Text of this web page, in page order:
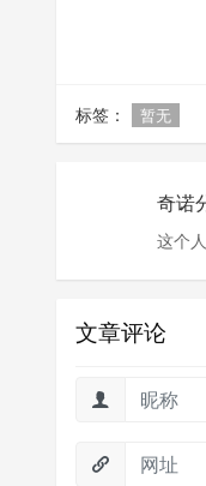
标签： 暂无
奇诺
这个
文章评论